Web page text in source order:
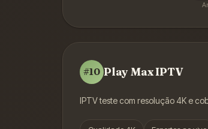
#10 Play Max IPTV
IPTV teste com resolução 4K e